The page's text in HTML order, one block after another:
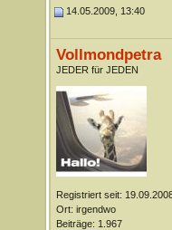
14.05.2009, 13:40
Vollmondpetra
JEDER für JEDEN
Registriert seit:
Ort: irgendwo
Beiträge: 1.967